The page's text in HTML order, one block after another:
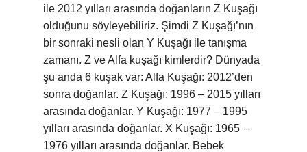
ile 2012 yılları arasında doğanların Z Kuşağı
olduğunu söyleyebiliriz. Şimdi Z Kuşağı’nın
bir sonraki nesli olan Y Kuşağı ile tanışma
zamanı. Z ve Alfa kuşağı kimlerdir? Dünyada
şu anda 6 kuşak var: Alfa Kuşağı: 2012’den
sonra doğanlar. Z Kuşağı: 1996 – 2015 yılları
arasında doğanlar. Y Kuşağı: 1977 – 1995
yılları arasında doğanlar. X Kuşağı: 1965 –
1976 yılları arasında doğanlar. Bebek